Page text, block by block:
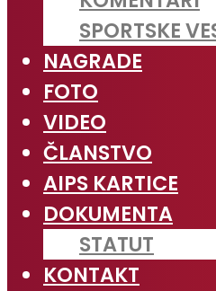
SPORTSKE
NAGRADE
FOTO
VIDEO
ČLANSTVO
AIPS KARTICE
DOKUMENTA
STATUT
KONTAKT